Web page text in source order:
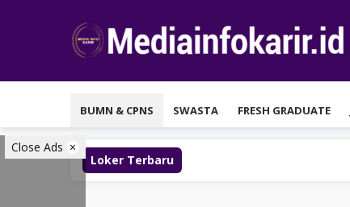
BUMN & CPNS SWASTA FRESH GRADUATE
Close Ads
Loker Terbaru